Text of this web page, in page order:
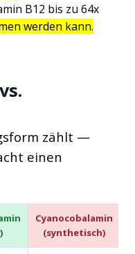
B12 bis zu 64x
werden kann.
zählt —
einen
Cyanocobalamin
(synthetisch)